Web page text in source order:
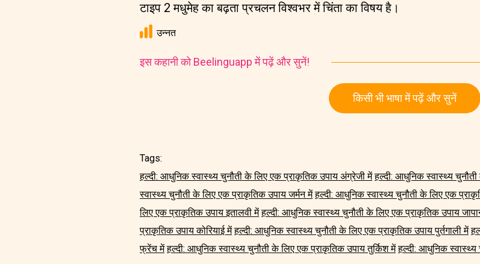
टाइप 2 मधुमेह का बढ़ता प्रचलन विश्वभर में चिंता का विषय है।
उन्नत
इस कहानी को Beelinguapp में पढ़ें और सुनें!
किसी भी भाषा में पढ़ें और सुनें
Tags:
हल्दी: आधुनिक स्वास्थ्य चुनौती के लिए एक प्राकृतिक उपाय अंग्रेजी में हल्दी: आधुनिक स्वास्थ्य
स्वास्थ्य चुनौती के लिए एक प्राकृतिक उपाय जर्मन में हल्दी: आधुनिक स्वास्थ्य चुनौती के लिए एक
लिए एक प्राकृतिक उपाय इतालवी में हल्दी: आधुनिक स्वास्थ्य चुनौती के लिए एक प्राकृतिक उपाय
प्राकृतिक उपाय कोरियाई में हल्दी: आधुनिक स्वास्थ्य चुनौती के लिए एक प्राकृतिक उपाय पुर्तगाली में
फ्रेंच में हल्दी: आधुनिक स्वास्थ्य चुनौती के लिए एक प्राकृतिक उपाय तुर्किश में हल्दी: आधुनिक स्वास्थ्य